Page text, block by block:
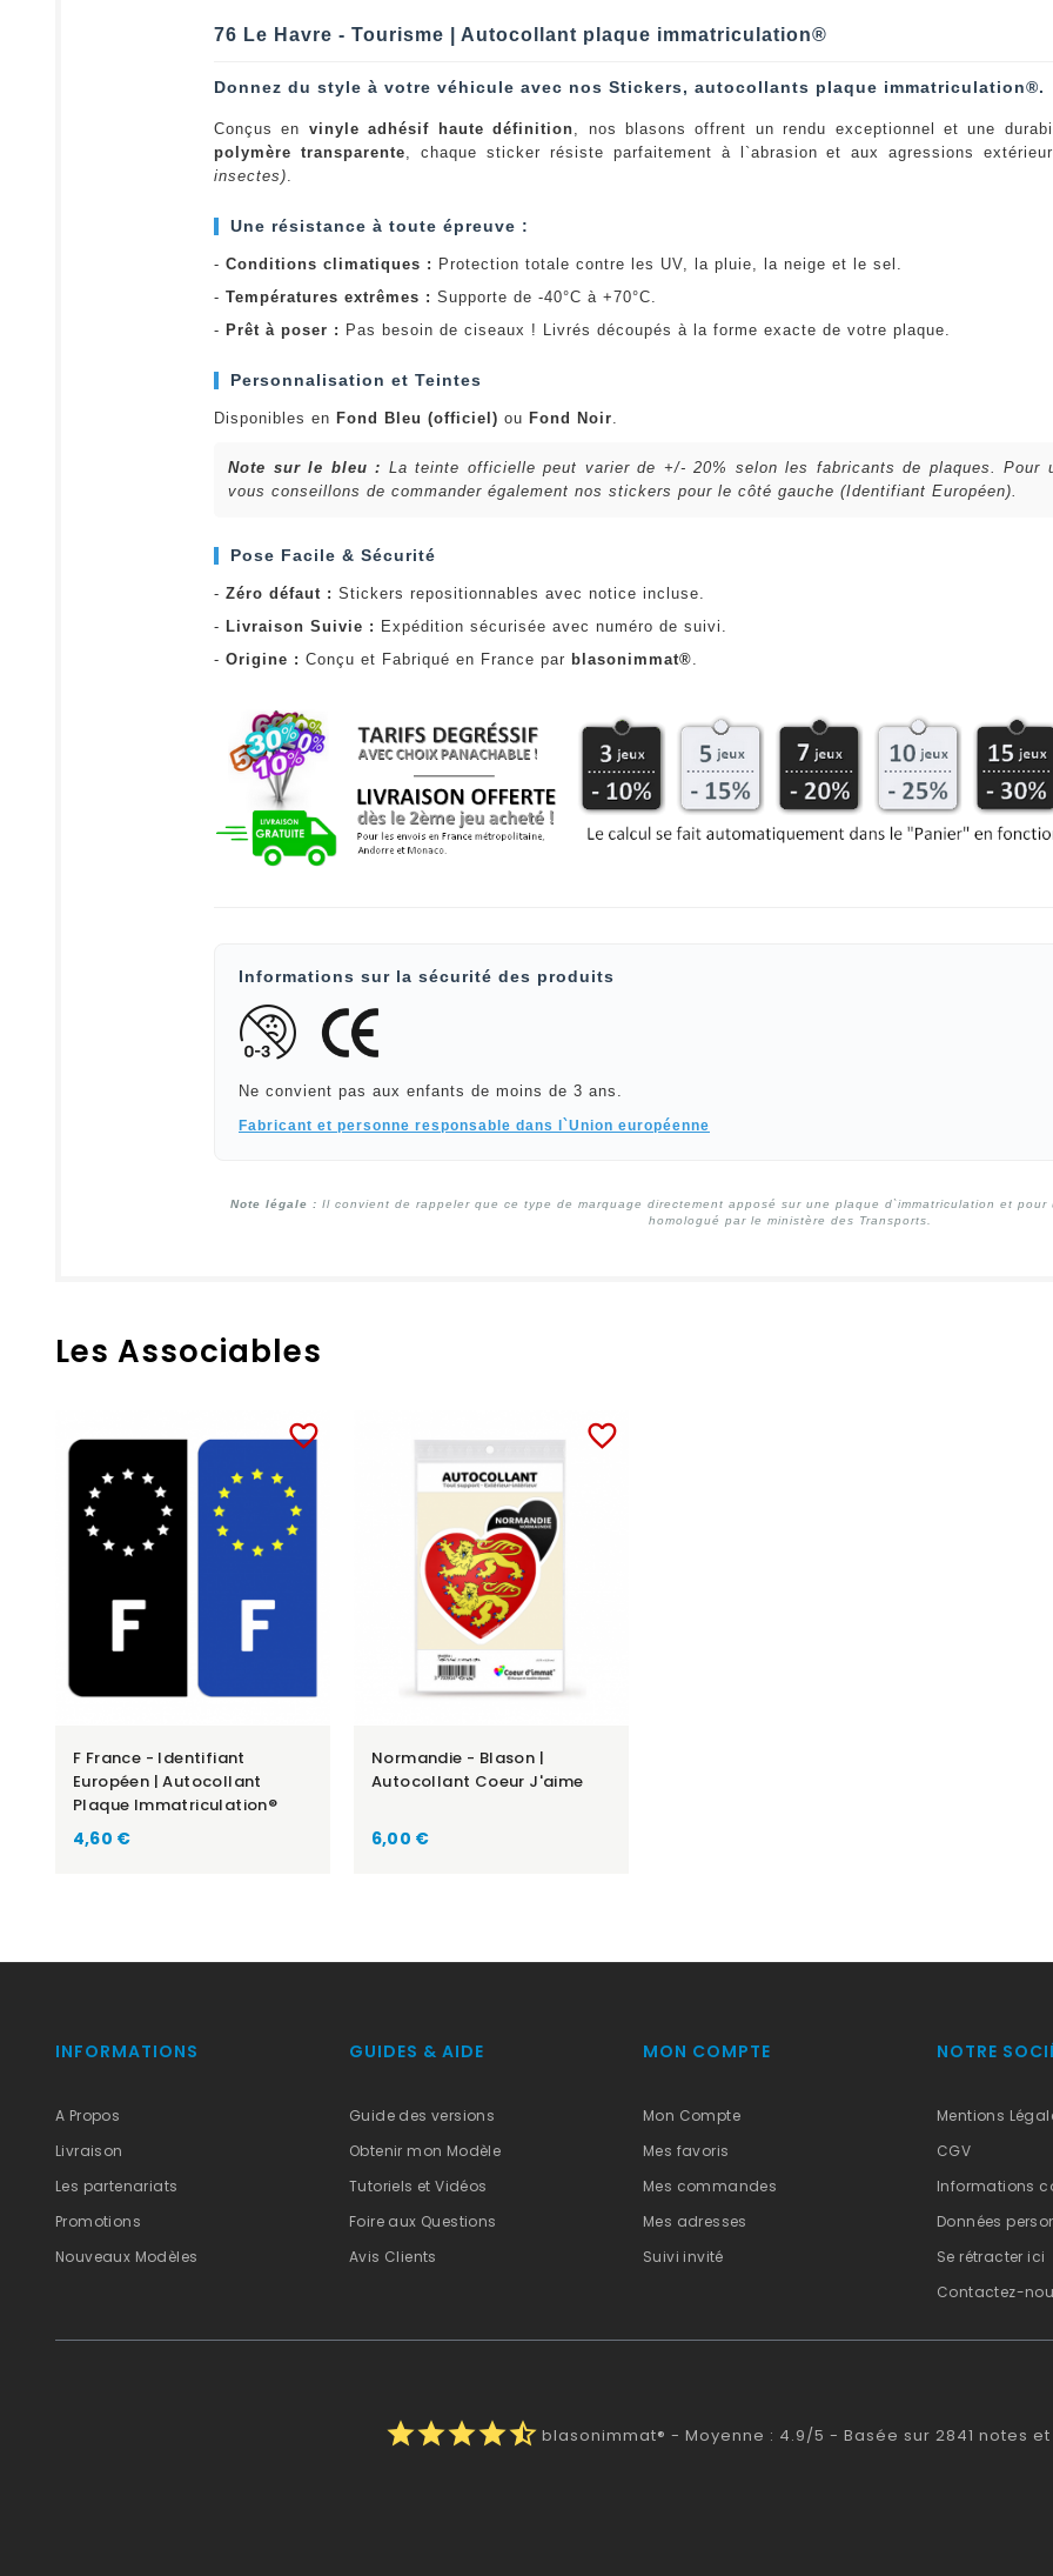
76 Le Havre - Tourisme | Autocollant plaque immatriculation®
Donnez du style à votre véhicule avec nos Stickers, autocollants plaque immatriculation®.
Conçus en vinyle adhésif haute définition , nos blasons offrent un rendu exceptionnel et une
polymère transparente , chaque sticker résiste parfaitement à l`abrasion et aux agressions
insectes)
Une résistance à toute épreuve :
- Conditions climatiques : Protection totale contre les UV, la pluie, la neige et le sel.
- Températures extrêmes : Supporte de -40°C à +70°C.
- Prêt à poser : Pas besoin de ciseaux ! Livrés découpés à la forme exacte de votre plaque.
Personnalisation et Teintes
Disponibles en Fond Bleu (officiel) ou Fond Noir
Note sur le bleu : La teinte officielle peut varier de +/- 20% selon les fabricants de plaques. Pour
vous conseillons de commander également nos stickers pour le côté gauche (Identifiant Européen).
Pose Facile & Sécurité
- Zéro défaut : Stickers repositionnables avec notice incluse.
- Livraison Suivie : Expédition sécurisée avec numéro de suivi.
- Origine : Conçu et Fabriqué en France par blasonimmat®
Informations sur la sécurité des produits
Ne convient pas aux enfants de moins de 3 ans.
Fabricant et personne responsable dans l`Union européenne
Note légale : Il convient de rappeler que ce type de marquage directement apposé sur une plaque d`immatriculation et
homologué par le ministère des Transports.
Les Associables
favorite_border
F France - Identifiant
Européen | Autocollant
Plaque Immatriculation®
Prix
4,60 €
favorite_border
Normandie - Blason |
Autocollant Coeur J'aime
Prix
6,00 €
INFORMATIONS
A Propos
Livraison
Les partenariats
Promotions
Nouveaux Modèles
GUIDES & AIDE
Guide des versions
Obtenir mon Modèle
Tutoriels et Vidéos
Foire aux Questions
Avis Clients
MON COMPTE
Mon Compte
Mes favoris
Mes commandes
Mes adresses
Suivi invité
NOTRE
Mentions
CGV
Informations
Données
Se rétracter ici
Contactez-
starstarstarstarstar_half blasonimmat® - Moyenne : 4.9/5 - Basée sur 2841 notes et